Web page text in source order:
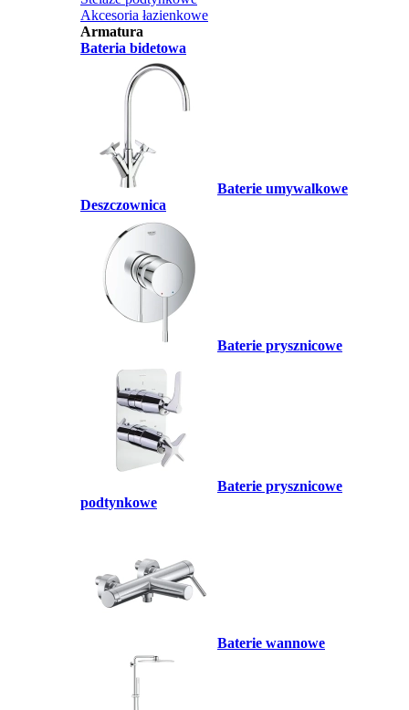
Akcesoria łazienkowe
Armatura
Bateria bidetowa
Baterie umywalkowe
Deszczownica
Baterie prysznicowe
Baterie prysznicowe
podtynkowe
Baterie wannowe